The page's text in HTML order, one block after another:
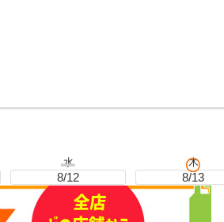
水
8/12
木
8/13